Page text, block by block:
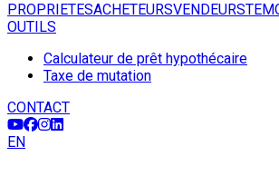
PROPRIETESACHETEURSVENDEURS
OUTILS
Calculateur de prêt hypothécaire
Taxe de mutation
CONTACT
EN